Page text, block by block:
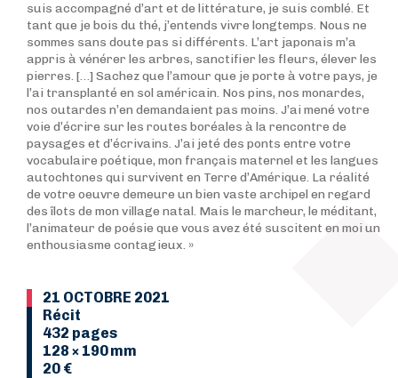
suis accompagné d’art et de littérature, je suis comblé. Et
tant que je bois du thé, j’entends vivre longtemps. Nous ne
sommes sans doute pas si différents. L’art japonais m’a
appris à vénérer les arbres, sanctifier les fleurs, élever les
pierres. […] Sachez que l’amour que je porte à votre pays, je
l’ai transplanté en sol américain. Nos pins, nos monardes,
nos outardes n’en demandaient pas moins. J’ai mené votre
voie d’écrire sur les routes boréales à la rencontre de
paysages et d’écrivains. J’ai jeté des ponts entre votre
vocabulaire poétique, mon français maternel et les langues
autochtones qui survivent en Terre d’Amérique. La réalité
de votre oeuvre demeure un bien vaste archipel en regard
des îlots de mon village natal. Mais le marcheur, le méditant,
l’animateur de poésie que vous avez été suscitent en moi un
enthousiasme contagieux. »
21 OCTOBRE 2021
Récit
432 pages
128 × 190 mm
20 €